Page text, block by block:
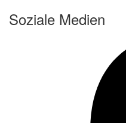
Soziale Medien